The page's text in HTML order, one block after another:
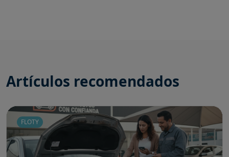
Artículos recomendados
FLOTY